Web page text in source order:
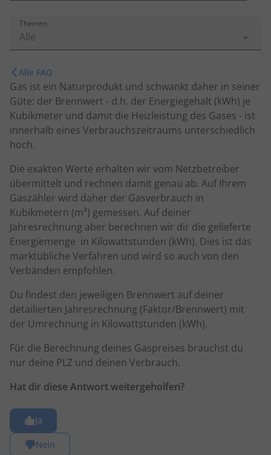
Alle
Themen
Alle FAQ
Gas ist ein Naturprodukt und schwankt daher in seiner
Güte: der Brennwert - d.h. der Energiegehalt (kWh) je
Kubikmeter und damit die Heizleistung des Gases - ist
innerhalb eines Verbrauchszeitraums unterschiedlich
hoch.
Die exakten Werte erhalten wir vom Netzbetreiber
übermittelt und rechnen damit genau ab. Auf Ihrem
Gaszähler wird daher der Gasverbrauch in
Kubikmetern (m³) gemessen. Auf deiner
Jahresrechnung aber berechnen wir dir die gelieferte
Energiemenge in Kilowattstunden (kWh). Dies ist das
marktübliche Verfahren und wird so auch von den
Verbänden empfohlen.
Du findest den jeweiligen Brennwert auf deiner
detailierten Jahresrechnung (Faktor/Brennwert) mit
der Umrechnung in Kilowattstunden (kWh).
Für die Berechnung deines Gaspreises brauchst du
nur deine PLZ und deinen Verbrauch.
Hat dir diese Antwort weitergeholfen?
Ja
Nein